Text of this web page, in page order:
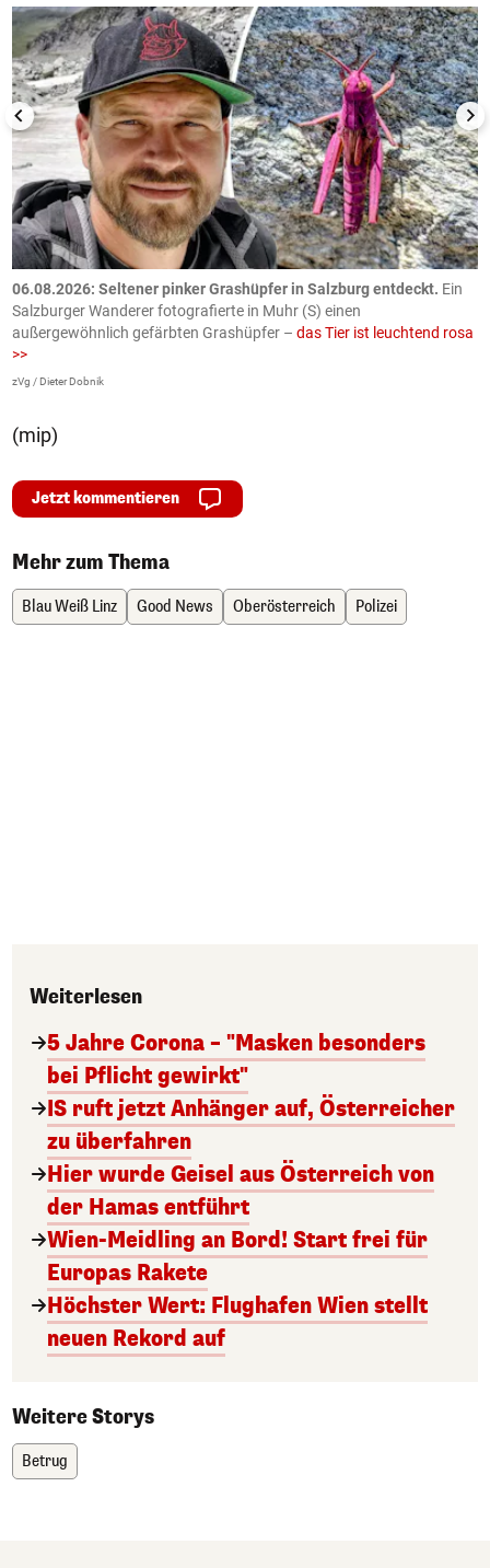
06.08.2026: Seltener pinker Grashüpfer in Salzburg entdeckt. Ein
Salzburger Wanderer fotografierte in Muhr (S) einen
außergewöhnlich gefärbten Grashüpfer – das Tier ist leuchtend rosa
>>
zVg / Dieter Dobnik
(mip)
Jetzt kommentieren
Mehr zum Thema
Blau Weiß Linz Good News Oberösterreich Polizei
Weiterlesen
5 Jahre Corona – "Masken besonders
bei Pflicht gewirkt"
IS ruft jetzt Anhänger auf, Österreicher
zu überfahren
Hier wurde Geisel aus Österreich von
der Hamas entführt
Wien-Meidling an Bord! Start frei für
Europas Rakete
Höchster Wert: Flughafen Wien stellt
neuen Rekord auf
Weitere Storys
Betrug